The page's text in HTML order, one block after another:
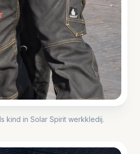
kind in Solar Spirit werkkledij.